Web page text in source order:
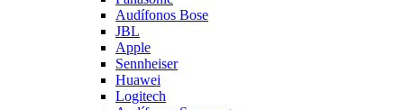
Audífonos Bose
JBL
Apple
Sennheiser
Huawei
Logitech